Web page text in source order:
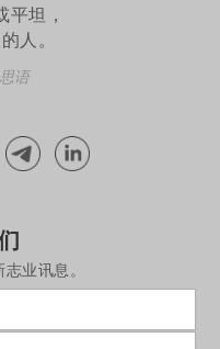
平坦，
人。
语
业讯息。